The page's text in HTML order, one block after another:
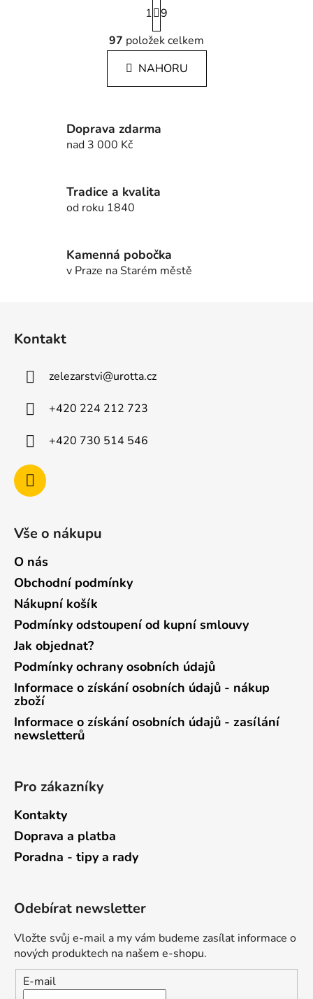
O
v
l
á
d
í
k
ý
p
i
t
r
á
n
k
í
1 9
97 položek celkem
NAHORU
Doprava zdarma
nad 3 000 Kč
Tradice a kvalita
od roku 1840
Kamenná pobočka
v Praze na Starém městě
Kontakt
zelezarstvi@urotta.cz
+420 224 212 723
+420 730 514 546
Vše o nákupu
O nás
Obchodní podmínky
Nákupní košík
Podmínky odstoupení od kupní smlouvy
Jak objednat?
Podmínky ochrany osobních údajů
Informace o získání osobních údajů - nákup
zboží
Informace o získání osobních údajů - zasílání
newsletterů
Pro zákazníky
Kontakty
Doprava a platba
Poradna - tipy a rady
Odebírat newsletter
Vložte svůj e-mail a my vám budeme zasílat informace o
nových produktech na našem e-shopu.
E-mail